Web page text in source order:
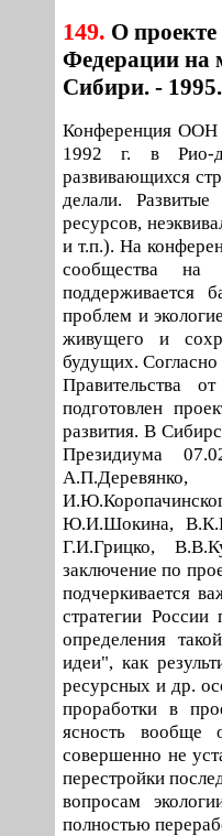
149. О проекте
Федерации на
Сибири. -
Конференция ООН
1992 г. в Рио-
развивающихся
делали.
ресурсов,
и т.п.). На
сообщества на
поддерживается
проблем и
живущего и
будущих.
Правительства
подготовлен
развития. В
Президиума
Ю.И.Шокина,
Г.И.Грицко,
заключение по
подчеркивается
стратегии
определения
идеи", как
ресурсных и др.
проработки в
ясность вообще
совершенно не
перестройки
вопросам
полностью